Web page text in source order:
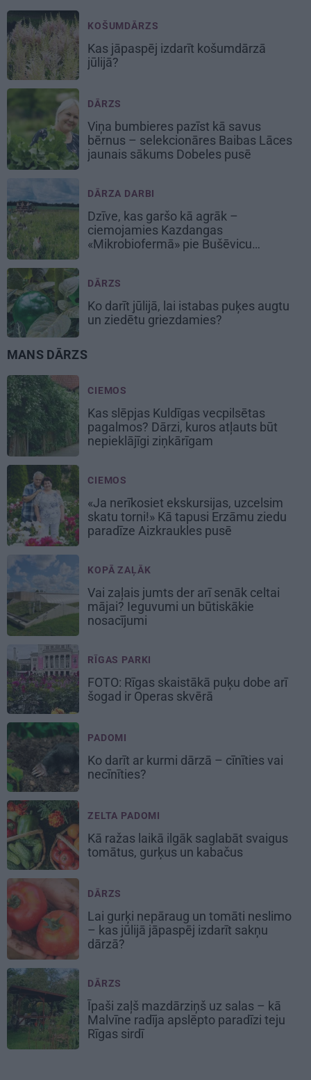
KOŠUMDĀRZS
Kas jāpaspēj izdarīt košumdārzā
jūlijā?
DĀRZS
Viņa bumbieres pazīst kā savus
bērnus – selekcionāres Baibas Lāces
jaunais sākums Dobeles pusē
DĀRZA DARBI
Dzīve, kas garšo kā agrāk –
ciemojamies Kazdangas
«Mikrobiofermā» pie Bušēvicu
DĀRZS
Ko darīt jūlijā, lai istabas puķes augtu
un ziedētu griezdamies?
MANS DĀRZS
CIEMOS
Kas slēpjas Kuldīgas vecpilsētas
pagalmos? Dārzi, kuros atļauts būt
nepieklājīgi ziņkārīgam
CIEMOS
«Ja nerīkosiet ekskursijas, uzcelsim
skatu torni!» Kā tapusi Erzāmu ziedu
paradīze Aizkraukles pusē
KOPĀ ZAĻĀK
Vai zaļais jumts der arī senāk celtai
mājai? Ieguvumi un būtiskākie
nosacījumi
RĪGAS PARKI
FOTO: Rīgas skaistākā puķu dobe arī
šogad ir Operas skvērā
PADOMI
Ko darīt ar kurmi dārzā – cīnīties vai
necīnīties?
ZELTA PADOMI
Kā ražas laikā ilgāk saglabāt svaigus
tomātus, gurķus un kabačus
DĀRZS
Lai gurķi nepāraug un tomāti neslimo
– kas jūlijā jāpaspēj izdarīt sakņu
dārzā?
DĀRZS
Īpaši zaļš mazdārziņš uz salas – kā
Malvīne radīja apslēpto paradīzi teju
Rīgas sirdī